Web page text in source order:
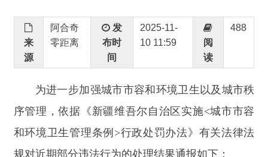
为进一步加强城市市容和环境卫生以及城市秩
序管理，依据《新疆维吾尔自治区实施
城市市容
规对近期部分违法行为的处理结果通报如下：
一、关于沙某未按规定实行笼养圈养行为的处